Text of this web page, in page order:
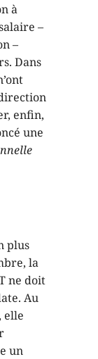
à
–
–
Dans
enfin,
une
plus
la
ne doit
Au
elle
un